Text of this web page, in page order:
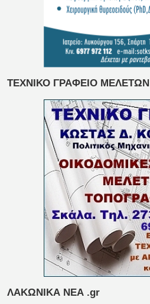
ΤΕΧΝΙΚΟ ΓΡΑΦΕΙΟ ΜΕΛΕΤΩΝ
ΛΑΚΩΝΙΚΑ ΝΕΑ .gr